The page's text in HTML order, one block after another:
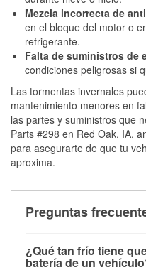
Mezcla incorrecta de
en el bloque del motor o
refrigerante.
Falta de suministros de
condiciones peligrosas si
Las tormentas invernales
mantenimiento menores en
las partes y suministros que
Parts #298 en Red Oak, IA,
para asegurarte de que tu
aproxima.
Preguntas
¿Qué tan frío tiene
batería de un